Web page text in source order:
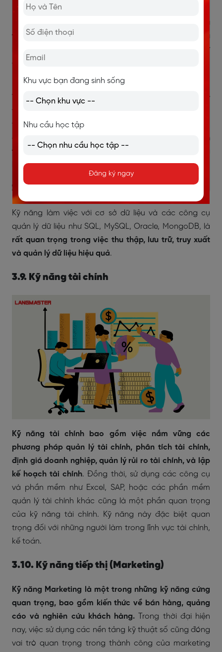
Kỹ năng phân tích dữ liệu
bao gồm khả năng thu
thập, xử lý và phân tích dữ liệu để tìm ra thông tin hữu
. Điều này có thể bao gồm sử
dụng các công cụ và ngôn ngữ như Excel, SQL, R,
Python, Power BI và Tableau.
Với sự phát triển của công nghệ thông tin và số liệu kỹ
thuật, việc thu thập, xử lý và phân tích dữ liệu đã trở
thành một yếu tố quan trọng trong quyết định kinh
doanh và quản lý hiệu suất.
Thành thạo kỹ năng phân
tích dữ liệu sẽ giúp bạn tìm ra thông tin quan trọng và
hữu ích từ dữ liệu thu thập được.
3.8. Kỹ năng xử lý và quản lý dữ liệu
Kỹ năng làm việc với cơ sở dữ liệu và các công cụ
quản lý dữ liệu như SQL, MySQL, Oracle, MongoDB, là
rất quan trọng trong việc thu thập, lưu trữ, truy xuất
và quản lý dữ liệu hiệu quả.
3.9. Kỹ năng tài chính
Kỹ năng tài chính bao gồm việc nắm vững các
phương pháp quản lý tài chính, phân tích tài chính,
định giá doanh nghiệp, quản lý rủi ro tài chính, và lập
kế hoạch tài chính. Đồng thời, sử dụng các công cụ
và phần mềm như Excel, SAP, hoặc các phần mềm
quản lý tài chính khác cũng là một phần quan trọng
của kỹ năng tài chính. Kỹ năng này đặc biệt quan
trọng đối với những người làm trong lĩnh vực tài chính,
kế toán.
3.10. Kỹ năng tiếp thị (Marketing)
Kỹ năng Marketing là một trong những kỹ năng cứng
quan trọng, bao gồm kiến thức về bán hàng, quảng
cáo và nghiên cứu khách hàng. Trong thời đại hiện
nay, việc sử dụng các nền tảng kỹ thuật số cũng đóng
vai trò quan trọng trong thành công của marketing
Khu vực bạn đang sinh sống
Nhu cầu học tập
Đăng ký ngay